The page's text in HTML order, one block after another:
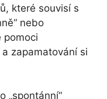
které souvisí s
nebo
pomoci
zapamatování si
„spontánní“